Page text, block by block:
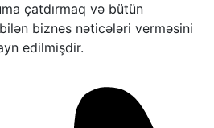
çatdırmaq və bütün
biznes nəticələri verməsini
edilmişdir.